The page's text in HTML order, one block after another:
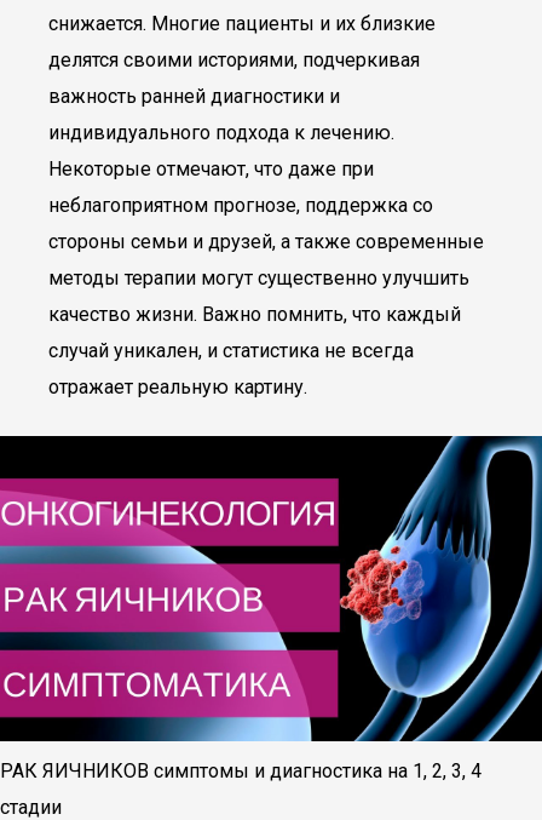
снижается. Многие пациенты и их близкие
делятся своими историями, подчеркивая
важность ранней диагностики и
индивидуального подхода к лечению.
Некоторые отмечают, что даже при
неблагоприятном прогнозе, поддержка со
стороны семьи и друзей, а также современные
методы терапии могут существенно улучшить
качество жизни. Важно помнить, что каждый
случай уникален, и статистика не всегда
отражает реальную картину.
РАК ЯИЧНИКОВ симптомы и диагностика на 1, 2, 3, 4
стадии